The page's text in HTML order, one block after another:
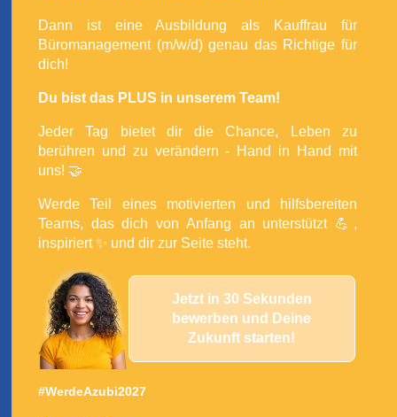
Dann ist eine Ausbildung als Kauffrau für
Büromanagement (m/w/d) genau das Richtige für
dich!
Du bist das PLUS in unserem Team!
Jeder Tag bietet dir die Chance, Leben zu
berühren und zu verändern - Hand in Hand mit
uns! 🤝
Werde Teil eines motivierten und hilfsbereiten
Teams, das dich von Anfang an unterstützt 💪,
inspiriert ✨ und dir zur Seite steht.
Jetzt in 30 Sekunden
bewerben und Deine
Zukunft starten!
#WerdeAzubi2027